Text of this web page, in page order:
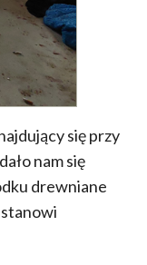
się przy
nam się
drewniane